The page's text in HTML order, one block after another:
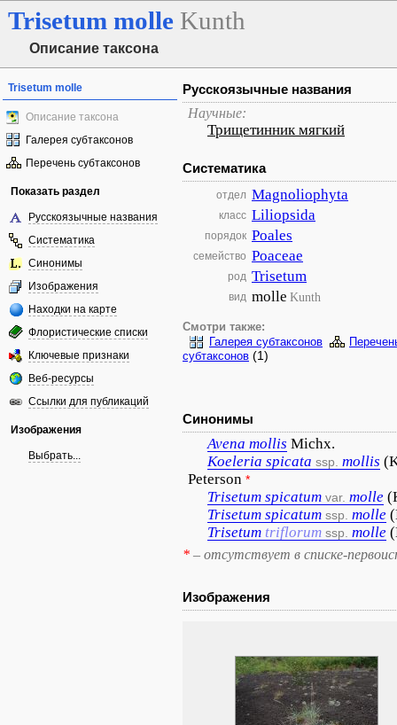
Trisetum molle Kunth
Описание таксона
Trisetum molle
Описание таксона
Галерея субтаксонов
Перечень субтаксонов
Показать раздел
Русскоязычные названия
Систематика
Синонимы
Изображения
Находки на карте
Флористические списки
Ключевые признаки
Веб-ресурсы
Ссылки для публикаций
Изображения
Выбрать...
Русскоязычные названия
Научные:
Трищетинник мягкий
Систематика
отдел Magnoliophyta
класс Liliopsida
порядок Poales
семейство Poaceae
род Trisetum
вид molle Kunth
Смотри также:
Галерея субтаксонов
субтаксонов (1)
Синонимы
Avena mollis Michx.
Koeleria spicata ssp. mollis
Peterson *
Trisetum spicatum var. molle
Trisetum spicatum ssp. molle
Trisetum triflorum ssp. molle
* – отсутствует в списке-
Изображения